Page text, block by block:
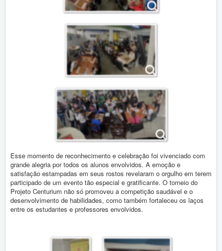
Esse momento de reconhecimento e celebração foi vivenciado com
grande alegria por todos os alunos envolvidos. A emoção e
satisfação estampadas em seus rostos revelaram o orgulho em terem
participado de um evento tão especial e gratificante. O torneio do
Projeto Centurium não só promoveu a competição saudável e o
desenvolvimento de habilidades, como também fortaleceu os laços
entre os estudantes e professores envolvidos.